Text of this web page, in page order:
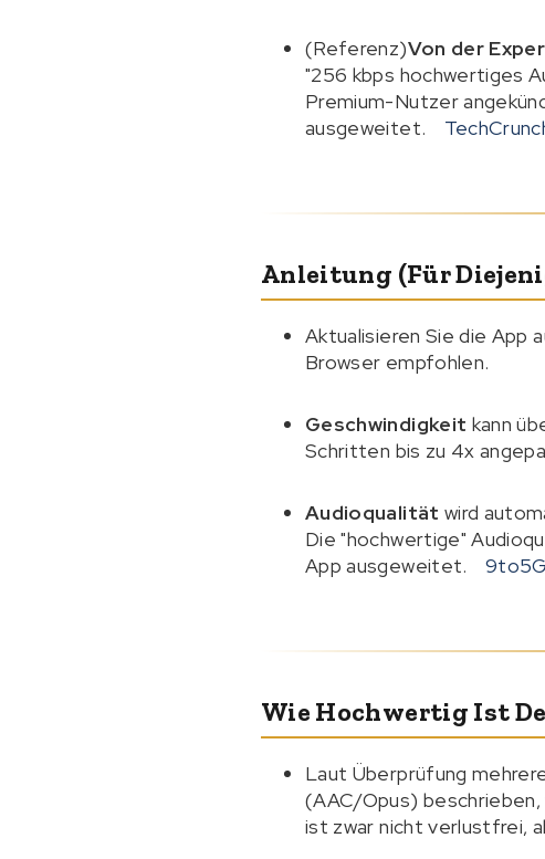
(Referenz)Von der
"256 kbps hochwertiges
Premium-Nutzer
ausgeweitet.
Anleitung (für
Aktualisieren Sie die App
Browser empfohlen.
Geschwindigkeit kann
Schritten bis zu 4x
Audioqualität wird
Die "hochwertige"
App ausgeweitet.
Wie Hochwertig Ist
Laut Überprüfung
(AAC/Opus)
ist zwar nicht verlustfrei,